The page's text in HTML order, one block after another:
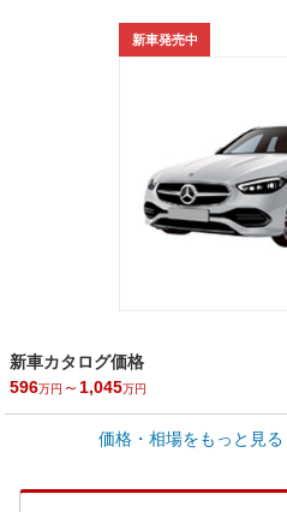
新車発売中
新車カタログ価格
596万円 ～ 1,045万円
車買取価格 *価格・相場をもっと見る